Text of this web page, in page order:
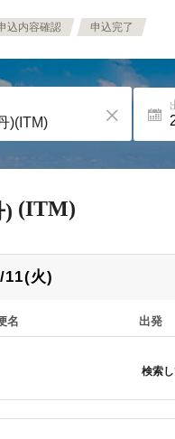
込内容確認 申込完了
) (ITM)
11(火)
名 出発
検索